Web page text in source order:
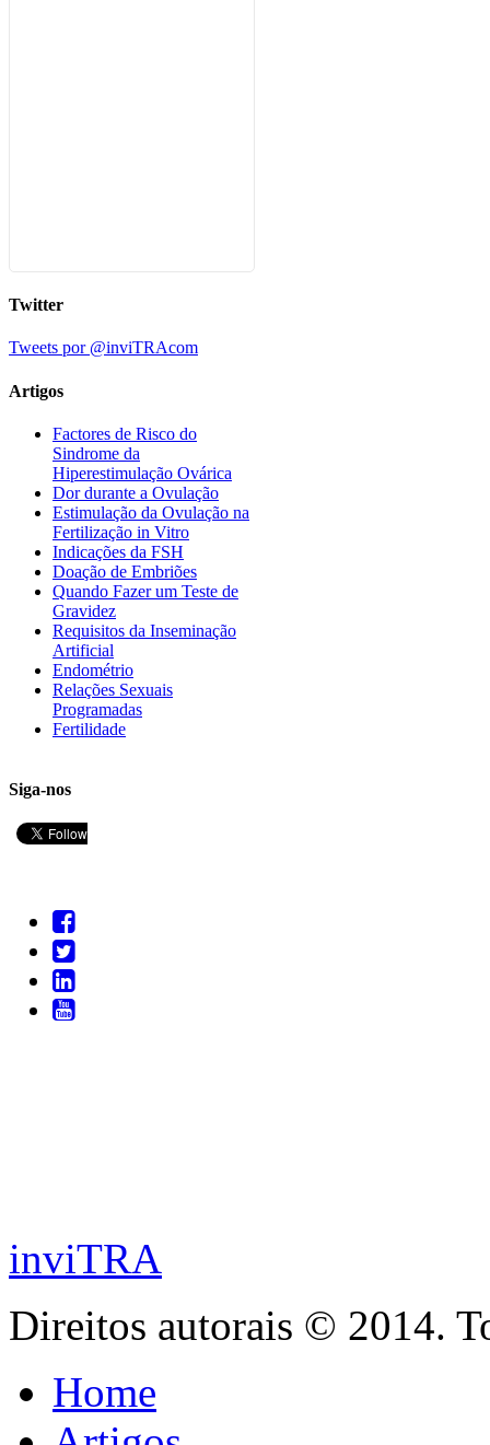
Twitter
Tweets por @inviTRAcom
Artigos
Factores de Risco do
Sindrome da
Hiperestimulação Ovárica
Dor durante a Ovulação
Estimulação da Ovulação na
Fertilização in Vitro
Indicações da FSH
Doação de Embriões
Quando Fazer um Teste de
Gravidez
Requisitos da Inseminação
Artificial
Endométrio
Relações Sexuais
Programadas
Fertilidade
Siga-nos
inviTRA
Direitos autorais © 2014.
Home